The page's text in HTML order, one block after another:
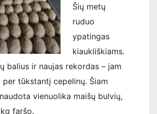
Šių metų
ruduo
ypatingas
kiaukliškiams.
balius ir naujas rekordas – jam
per tūkstantį cepelinų. Šiam
vienuolika maišų bulvių,
faršo.